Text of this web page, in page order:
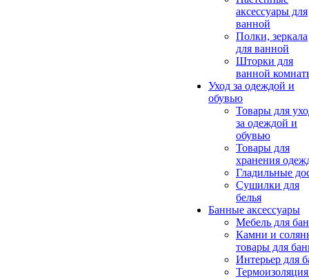
аксессуары для
ванной
Полки, зеркала
для ванной
Шторки для
ванной
Уход за одеждой и
обувью
Товары для
за одеждой и
обувью
Товары для
хранения
Гладильные
Сушилки для
белья
Банные аксессуары
Мебель для
Камни и
товары для
Интерьер для